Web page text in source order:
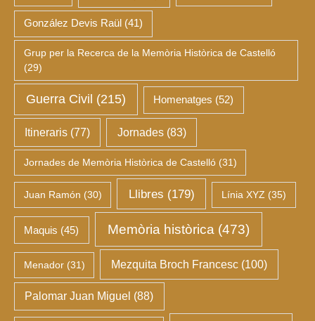
González Devis Raül (41)
Grup per la Recerca de la Memòria Històrica de Castelló
(29)
Guerra Civil (215) Homenatges (52)
Itineraris (77) Jornades(83)
Jornades de Memòria Històrica de Castelló(31)
Juan Ramón (30) Llibres (179) Línia XYZ (35)
Maquis (45) Memòria històrica (473)
Menador(31) Mezquita Broch Francesc(100)
Palomar Juan Miguel (88)